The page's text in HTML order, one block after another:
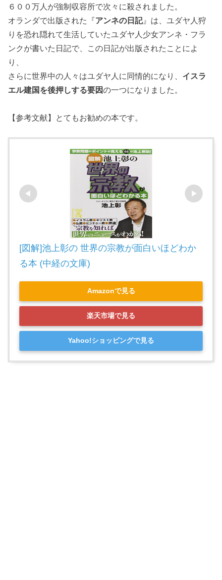
６００万人が強制収容所で次々に殺されました。
オランダで出版された『アンネの日記』は、ユダヤ人狩
りを恐れ隠れて生活していたユダヤ人少女アンネ・フラ
ンクが書いた日記で、この日記が出版されたことによ
り、
さらに世界中の人々はユダヤ人に同情的になり、 イスラ
エル建国を後押しする要因の一つになりました。
【参考文献】とてもお勧めの本です。
[図解]池上彰の 世界の宗教が面白いほどわか
る本 (中経の文庫)
Amazonで見る
楽天市場で見る
Yahoo!ショッピングで見る